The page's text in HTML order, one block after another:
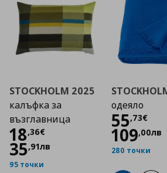
STOCKHOLM 2025
калъфка за
възглавница
18,36€
Цена 18,36 €
35,91лв
95 точки
одеяло
55,73€
Цена
109,00лв
280 точки